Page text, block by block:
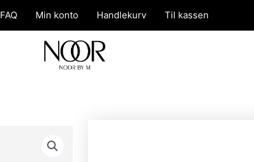
FAQ Min konto Handlekurv Til kassen